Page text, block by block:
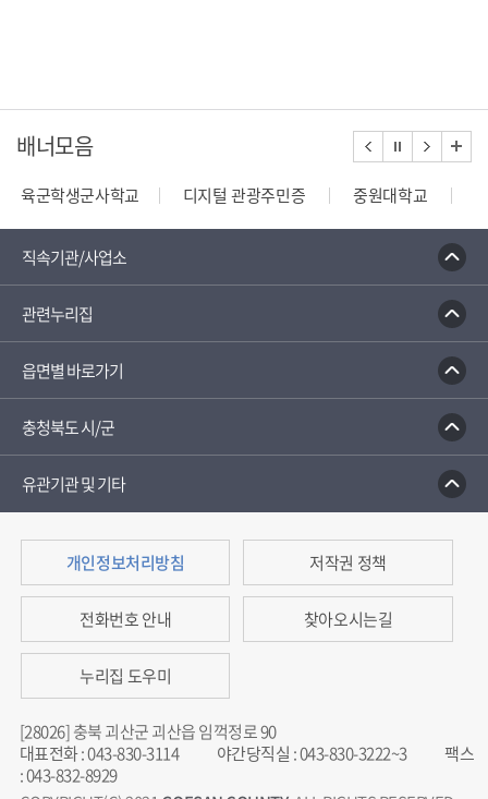
배너모음
육군학생군사학교 디지털 관광주민증 중원대학교
직속기관/사업소
관련누리집
읍면별 바로가기
충청북도 시/군
유관기관 및 기타
개인정보처리방침 저작권 정책
전화번호 안내 찾아오시는길
누리집 도우미
[28026] 충북 괴산군 괴산읍 임꺽정로 90
대표전화:043-830-3114 야간당직실 :043-830-3222~3
팩스
:043-832-8929